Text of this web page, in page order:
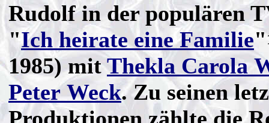
Rudolf in der populären
"Ich heirate eine Familie"
1985) mitThekla Carola
Peter Weck. Zu seinen